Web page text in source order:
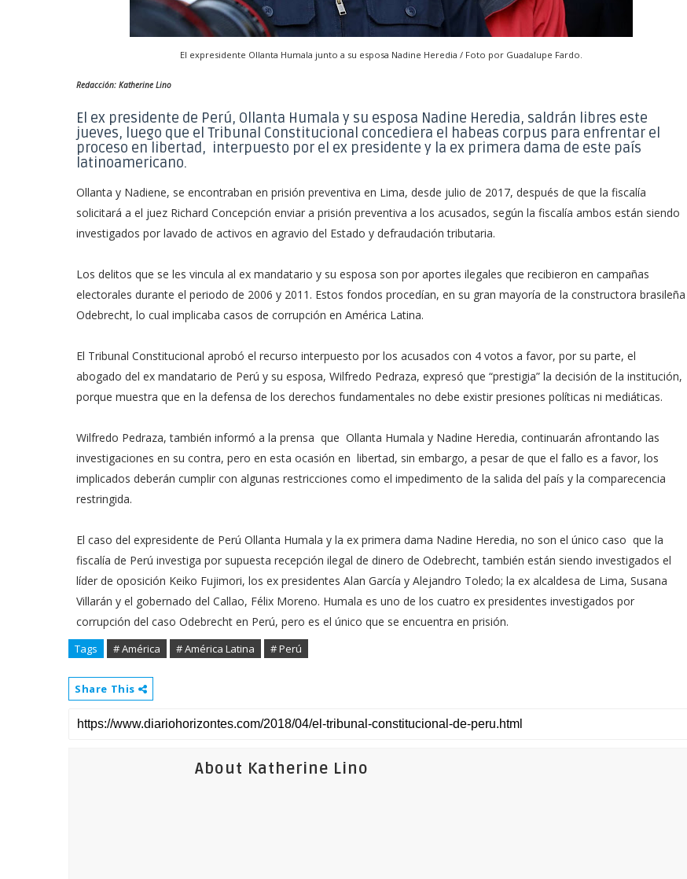
El expresidente Ollanta Humala junto a su esposa Nadine Heredia / Foto por Guadalupe Fardo.
Redacción: Katherine Lino
El ex presidente de Perú, Ollanta Humala y su esposa Nadine Heredia, saldrán libres este
jueves, luego que el Tribunal Constitucional concediera el habeas corpus para enfrentar el
proceso en libertad, interpuesto por el ex presidente y la ex primera dama de este país
latinoamericano.
Ollanta y Nadiene, se encontraban en prisión preventiva en Lima, desde julio de 2017, después de que la fiscalía
solicitará a el juez Richard Concepción enviar a prisión preventiva a los acusados, según la fiscalía ambos están siendo
investigados por lavado de activos en agravio del Estado y defraudación tributaria.
Los delitos que se les vincula al ex mandatario y su esposa son por aportes ilegales que recibieron en campañas
electorales durante el periodo de 2006 y 2011. Estos fondos procedían, en su gran mayoría de la constructora brasileña
Odebrecht, lo cual implicaba casos de corrupción en América Latina.
El Tribunal Constitucional aprobó el recurso interpuesto por los acusados con 4 votos a favor, por su parte, el
abogado del ex mandatario de Perú y su esposa, Wilfredo Pedraza, expresó que “prestigia” la decisión de la institución,
porque muestra que en la defensa de los derechos fundamentales no debe existir presiones políticas ni mediáticas.
Wilfredo Pedraza, también informó a la prensa que Ollanta Humala y Nadine Heredia, continuarán afrontando las
investigaciones en su contra, pero en esta ocasión en libertad, sin embargo, a pesar de que el fallo es a favor, los
implicados deberán cumplir con algunas restricciones como el impedimento de la salida del país y la comparecencia
restringida.
El caso del expresidente de Perú Ollanta Humala y la ex primera dama Nadine Heredia, no son el único caso que la
fiscalía de Perú investiga por supuesta recepción ilegal de dinero de Odebrecht, también están siendo investigados el
líder de oposición Keiko Fujimori, los ex presidentes Alan García y Alejandro Toledo; la ex alcaldesa de Lima, Susana
Villarán y el gobernado del Callao, Félix Moreno. Humala es uno de los cuatro ex presidentes investigados por
corrupción del caso Odebrecht en Perú, pero es el único que se encuentra en prisión.
Tags # América # América Latina # Perú
Share This
About Katherine Lino